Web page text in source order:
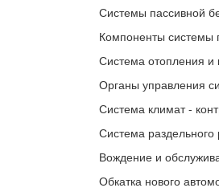
Системы пассивной
Компоненты системы
Система отопления и
Органы управления
Система климат -
Система раздельного
Вождение и
Обкатка нового